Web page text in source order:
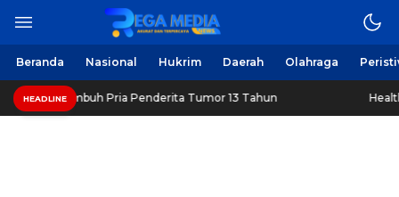
Beranda Nasional Hukrim Daerah Olahraga
HEADLINE
Pria Penderita Tumor 13 Tahun Healthy Long Life